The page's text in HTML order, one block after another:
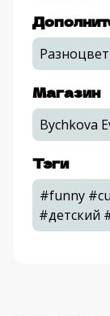
Лонгслив